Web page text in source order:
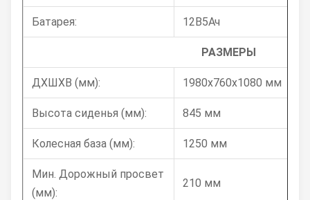
Батарея: 12В5Ач
РАЗМЕРЫ
ДХШХВ (мм): 1980x760x1080 мм
Высота сиденья (мм): 845 мм
Колесная база (мм): 1250 мм
Мин. Дорожный просвет
(мм):
210 мм